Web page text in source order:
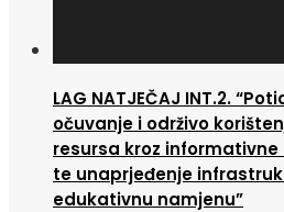
LAG NATJEČAJ INT.2.
očuvanje i održivo
resursa kroz
te unaprjeđenje
edukativnu namjenu”